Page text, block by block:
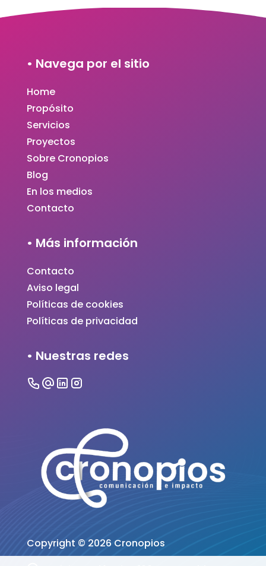
• Navega por el sitio
Home
Propósito
Servicios
Proyectos
Sobre Cronopios
Blog
En los medios
Contacto
• Más información
Contacto
Aviso legal
Políticas de cookies
Políticas de privacidad
• Nuestras redes
Copyright © 2026 Cronopios